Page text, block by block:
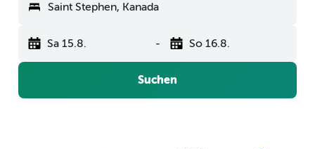
Saint Stephen, Kanada
Sa 15.8. - So 16.8.
Suchen